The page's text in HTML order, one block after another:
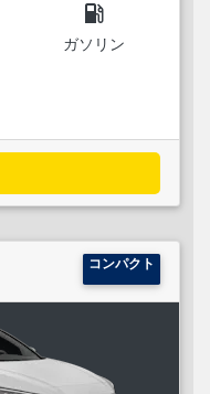
local_gas_station
ガソリン
コンパクト